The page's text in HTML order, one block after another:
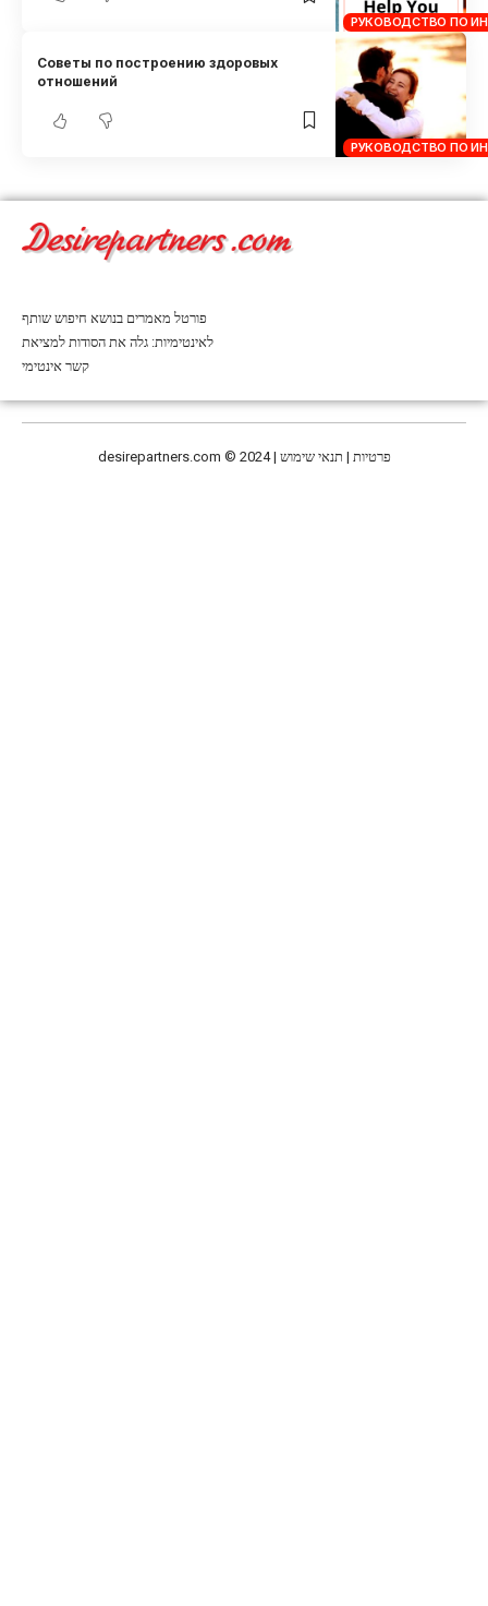
РУКОВОДСТВО ПО
РУКОВОДСТВО ПО
Советы по построению здоровых
отношений
פורטל מאמרים בנושא חיפוש שותף
לאינטימיות: גלה את הסודות למציאת
קשר אינטימי
desirepartners.com © 2024 | פרטיות | תנאי שימוש